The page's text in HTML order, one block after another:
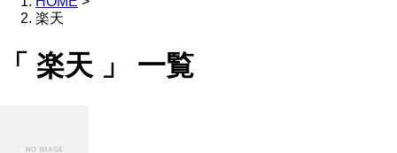
楽天
「 楽天 」 一覧